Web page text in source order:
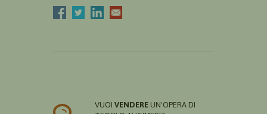
VUOI VENDERE UN'OPERA DI